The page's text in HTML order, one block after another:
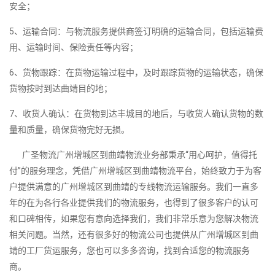
安全；
5、运输合同：与物流服务提供商签订明确的运输合同，包括运输费
用、运输时间、保险责任等内容；
6、货物跟踪：在货物运输过程中，及时跟踪货物的运输状态，确保
货物按时到达曲靖目的地；
7、收货人确认：在货物到达丰城目的地后，与收货人确认货物的数
量和质量，确保货物完好无损。
广圣物流广州增城区到曲靖物流业务部秉承“用心呵护，值得托
付”的服务理念，凭借广州增城区到曲靖物流平台，始终致力于为客
户提供满意的广州增城区到曲靖的专线物流运输服务。我们一直多
年的在为各行各业提供我们的物流服务，也得到了很多客户的认可
和口碑相传，如果您有意向选择我们，我们非常乐意为您解决物流
相关问题。当然，还有很多好的物流公司也提供从广州增城区到曲
靖的工厂货运服务，您也可以多多咨询，找到合适您的物流服务
商。